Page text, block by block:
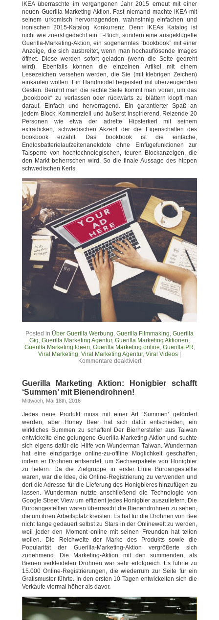
IKEA überraschte im vergangenen Jahr 2015 erneut mit einer
neuen Guerilla-Marketing-Aktion. Fast niemand machte IKEA mit
seinem urkomisch hervorragenden, wahnsinnig einfachen und
ironischen 2015-Katalog Konkurrenz. Denn IKEAs Katalog ist
nicht wie zuerst gedacht ein E-Buch, sondern eine ausgeklügelte
Guerilla-Marketing-Aktion, ein sogenanntes “bookbook” mit einer
Anzeige, die sich ausbreitet, wenn man hochauflösende Images
öffnet. Diese werden sofort geladen (wenn die Seite gedreht
wird). Ebenfalls können die einzelnen Artikel mit einem
Lesezeichen versehen werden, die Sie (mit klebrigen Zeichen)
einkaufen wollen. Ein Handmodel begeistert mit überzeugenden
Gesten. Berührt man die rechte Seite kommt man voran, um das
„bookbook“ zu verlassen oder rückwärts zu blättern klopft man
darauf. Einfach und hervorragend. Ein garantierter Spaß an
jedem Block. Kommerziell und äußerst inspirierend. Reizende 20
Personen wie etwa der adrette Hipsterkerl mit seinem
extradicken, schwedischen Akzent der die Eigenschaften des
bookbook erzählt. Das bookbook ist die einfache,
Endlosbatterielaufzeitenanekdote ohne Einfügefunktionen zur
Talsperre von hochtechnologischen, teuren Blockanzeigen, die
den Markt beherrschen wird. So die finale Aussage des hippen
schwedischen Kerls.
Posted in Über Guerilla Werbung, Guerilla Filmmaking, Guerilla
Gig, Guerilla Marketing Agentur, Guerilla Marketing Aktionen,
Guerilla Marketing Ideen, Guerilla Marketing online, Guerilla PR,
Viral Marketing, Viral Marketing Agentur, Viral Videos
Kommentare deaktiviert
Guerilla Marketing Aktion: Honigbier schafft
‘Summen’ mit Bienendrohnen!
Mittwoch, Mai 18th, 2016
Jedes neue Produkt muss mit einer Art ‘Summen’ gefördert
werden, aber Honey Beer hat sich dafür entschieden, ein
wirkliches Summen zu schaffen! Der Bierhersteller aus Taiwan
entwickelte eine gelungene Guerilla-Marketing-Aktion und suchte
sich eigens dafür die Hilfe von Wunderman Taiwan. Wunderman
hat eine einzigartige online-zu-offline Möglichkeit geschaffen,
indem er Drohnen entsendet, um Sechserpakete von Honigbier
zu liefern. Da die Zielgruppe in erster Linie Büroangestellte
waren, war die Idee, die Online-Registrierung zu verwenden und
dort die Adresse für die Lieferung des Honigbieres hinzufügen zu
lassen. Wunderman nutzte anschließend die Technologie von
Google Street View um effizient jedes Honigbier auszuliefern. Die
Büroangestellten waren überrascht die Bienendrohnen zu sehen,
die um ihren Arbeitsplatz kreisten. Es hat für die Drohnen von Bee
nicht lange gedauert selbst zu Stars in der Onlinewelt zu werden,
weil jeder den Moment online mit seinen Freunden hat teilen
wollen. Die Reichweite der Marke des Produkts sowie die
Popularität der Guerilla-Marketing-Aktion vergrößerte sich
zunehmend. Die Marketing-Aktion mit den summenden, als
Bienen verkleideten Drohnen war sehr erfolgreich. Es führte zu
15.000 Online-Registrierungen, die wiederrum zur Seite für ein
Gratismuster führte. In den ersten 10 Tagen entwickelten sich die
Verkäufe viermal höher als davor.